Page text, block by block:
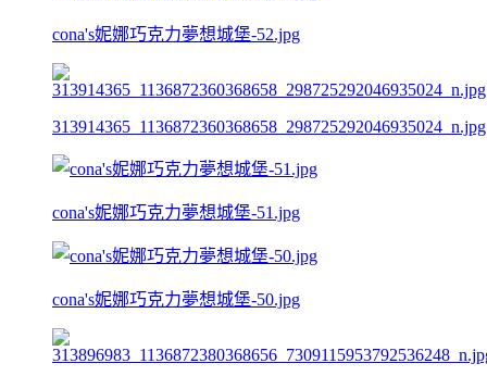
cona's妮娜巧克力夢想城堡-52.jpg
313914365_1136872360368658_298725292046935024_n.jpg
cona's妮娜巧克力夢想城堡-51.jpg
cona's妮娜巧克力夢想城堡-50.jpg